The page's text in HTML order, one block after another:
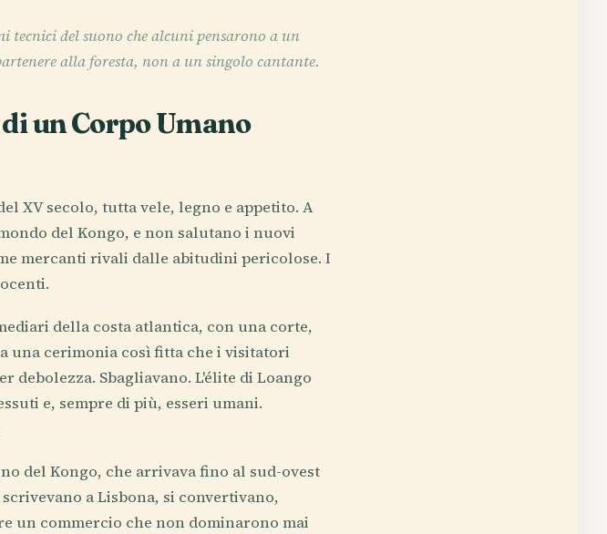
del suono che alcuni pensarono a un
alla foresta, non a un singolo cantante.
un Corpo Umano
XV secolo, tutta vele, legno e appetito. A
del Kongo, e non salutano i nuovi
mercanti rivali dalle abitudini pericolose. I
della costa atlantica, con una corte,
una cerimonia così fitta che i visitatori
debolezza. Sbagliavano. L'élite di Loango
e, sempre di più, esseri umani.
del Kongo, che arrivava fino al sud-ovest
a Lisbona, si convertivano,
un commercio che non dominarono mai